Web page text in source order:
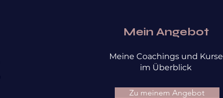
Mein Angebot
Meine Coachings und Kurse
im Überblick
Zu meinem Angebot